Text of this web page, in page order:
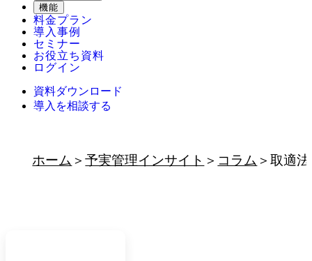
機能
料金プラン
導入事例
セミナー
お役立ち資料
ログイン
資料ダウンロード
導入を相談する
ホーム 予実管理インサイト コラム 取適